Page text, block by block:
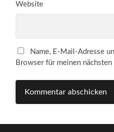
Website
Name, E-Mail-Adresse
Browser für meinen